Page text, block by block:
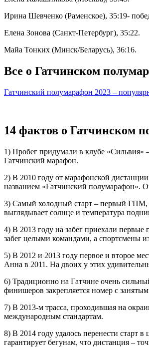
Ирина Шевченко (Раменское), 35:19-
Елена Зонова (Санкт-Петербург), 35:22.
Майа Тонких (Минск/Беларусь), 36:16.
Все о Гатчинском
Гатчинский полумарафон 2023 –
14 фактов о Гатчинском
1) Пробег придумали в клубе «Сильвия»
Гатчинский марафон.
2) В 2010 году от марафонской
названием «Гатчинский полумарафон».
3) Самый холодный старт – первый ГПМ,
выглядывает солнце и температура
4) В 2013 году на забег приехали
забег целыми командами, а спортсмены
5) В 2012 и 2013 году первое и второе
Анна в 2011. На двоих у этих
6) Традиционно на Гатчине очень
финишеров закрепляется номер с
7) В 2013-м трасса, проходившая на
международным стандартам.
8) В 2014 году удалось перенести старт
гарантирует бегунам, что дистанция –